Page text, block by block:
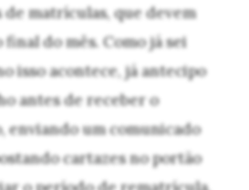
de matrículas, que devem
do mês. Como já sei
isso acontece, já antecipo
antes de receber o
enviando um comunicado
cartazes no portão